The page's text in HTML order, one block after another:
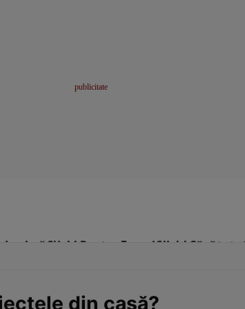
viațăClick! Pentru FemeiClick! Sănătate
din casă?